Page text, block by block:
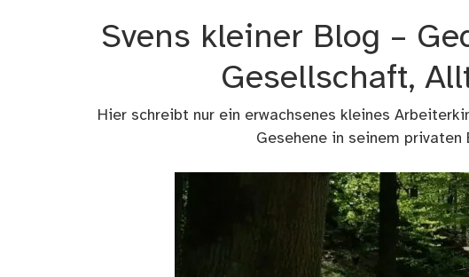
Svens kleiner Blog –
Gesellschaft,
Hier schreibt nur ein erwachsenes kleines
Gesehene in seinem privaten